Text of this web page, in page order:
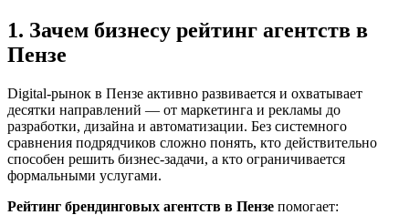
1. Зачем бизнесу рейтинг агентств в
Пензе
Digital-рынок в Пензе активно развивается и охватывает
десятки направлений — от маркетинга и рекламы до
разработки, дизайна и автоматизации. Без системного
сравнения подрядчиков сложно понять, кто действительно
способен решить бизнес-задачи, а кто ограничивается
формальными услугами.
Рейтинг брендинговых агентств в Пензе помогает: